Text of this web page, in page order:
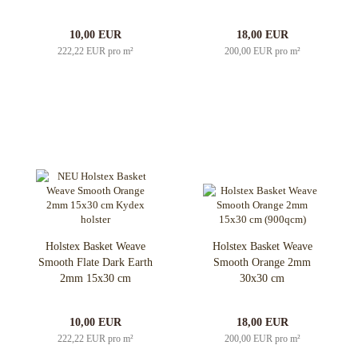
10,00 EUR
222,22 EUR pro m²
18,00 EUR
200,00 EUR pro m²
Holstex Basket Weave
Smooth Flate Dark Earth
2mm 15x30 cm
10,00 EUR
222,22 EUR pro m²
Holstex Basket Weave
Smooth Orange 2mm
30x30 cm
18,00 EUR
200,00 EUR pro m²